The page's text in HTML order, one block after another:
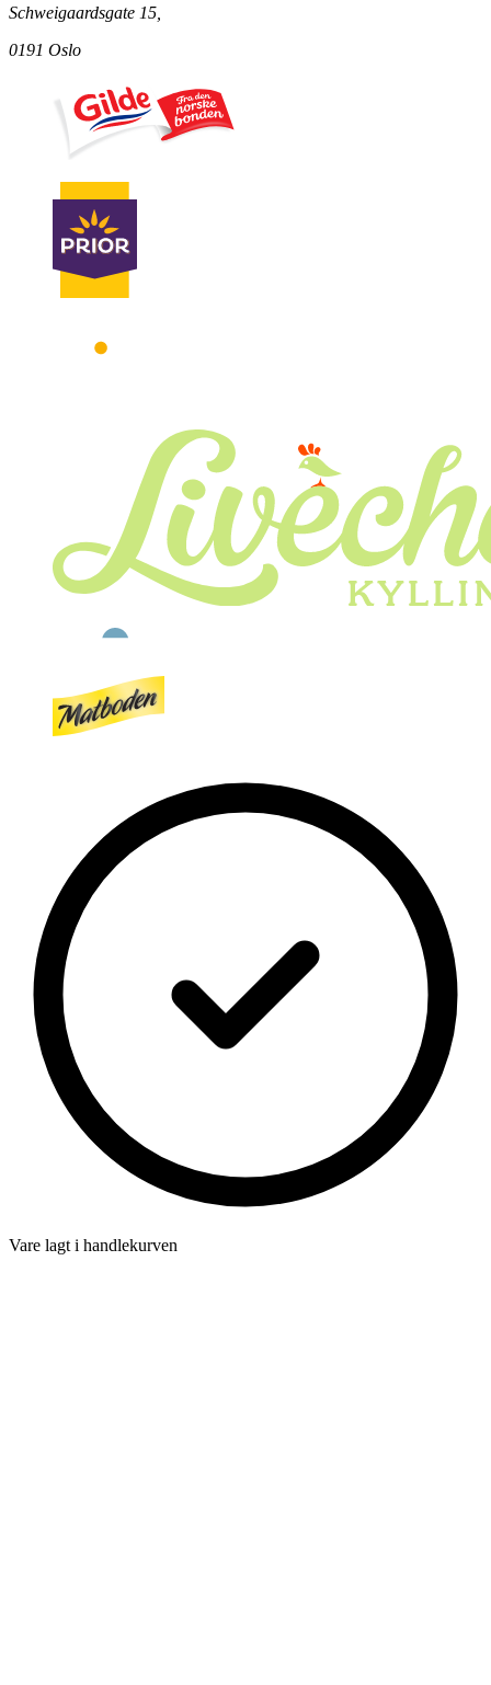
Schweigaardsgate 15,
0191 Oslo
Vare lagt i handlekurven